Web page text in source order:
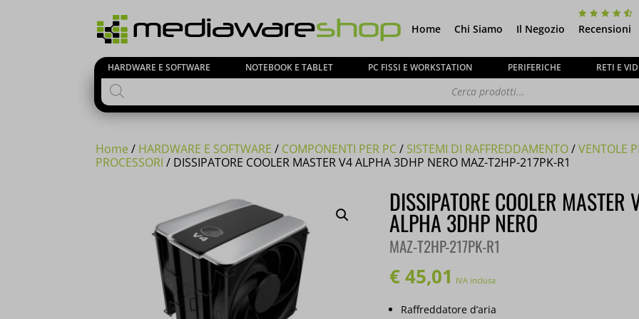
HARDWARE E SOFTWARE NOTEBOOK E TABLET PC FISSI E WORKSTATION PERIFERICHE RETI E
Products
search
Home Chi Siamo Il Negozio Recensioni
Home/ HARDWARE E SOFTWARE/ COMPONENTI PER PC/ SISTEMI DI RAFFREDDAMENTO/VENTOLE
PROCESSORI/ DISSIPATORE COOLER MASTER V4 ALPHA 3DHP NERO MAZ-T2HP-217PK-R1
DISSIPATORE COOLER MASTER
ALPHA 3DHP NERO
MAZ-T2HP-217PK-R1
€45,01 IVA inclusa
Raffreddatore d’aria
23 Agosto e tutti gli
ordinipervenuti in questi giorni
partire dal 24 Agosto